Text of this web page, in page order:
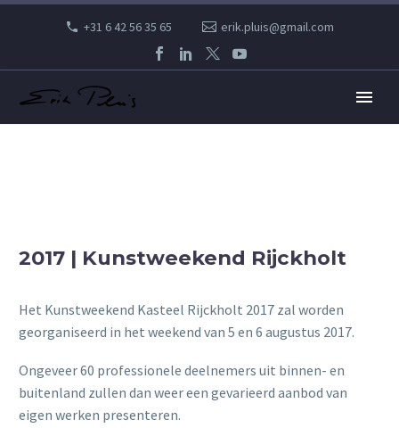
+31 6 42 56 35 65 erik.pluis@gmail.com
2017 | Kunstweekend Rijckholt
Het Kunstweekend Kasteel Rijckholt 2017 zal worden
georganiseerd in het weekend van 5 en 6 augustus 2017.
Ongeveer 60 professionele deelnemers uit binnen- en
buitenland zullen dan weer een gevarieerd aanbod van
eigen werken presenteren.